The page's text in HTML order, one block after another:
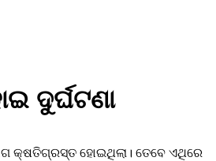
ଦୁର୍ଘଟଣା
କ୍ଷତିଗ୍ରସ୍ତ ହୋଇଥିଲା। ତେବେ ଏଥିରେ